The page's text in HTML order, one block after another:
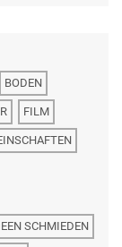
BODEN
FILM
SCHMIEDEN